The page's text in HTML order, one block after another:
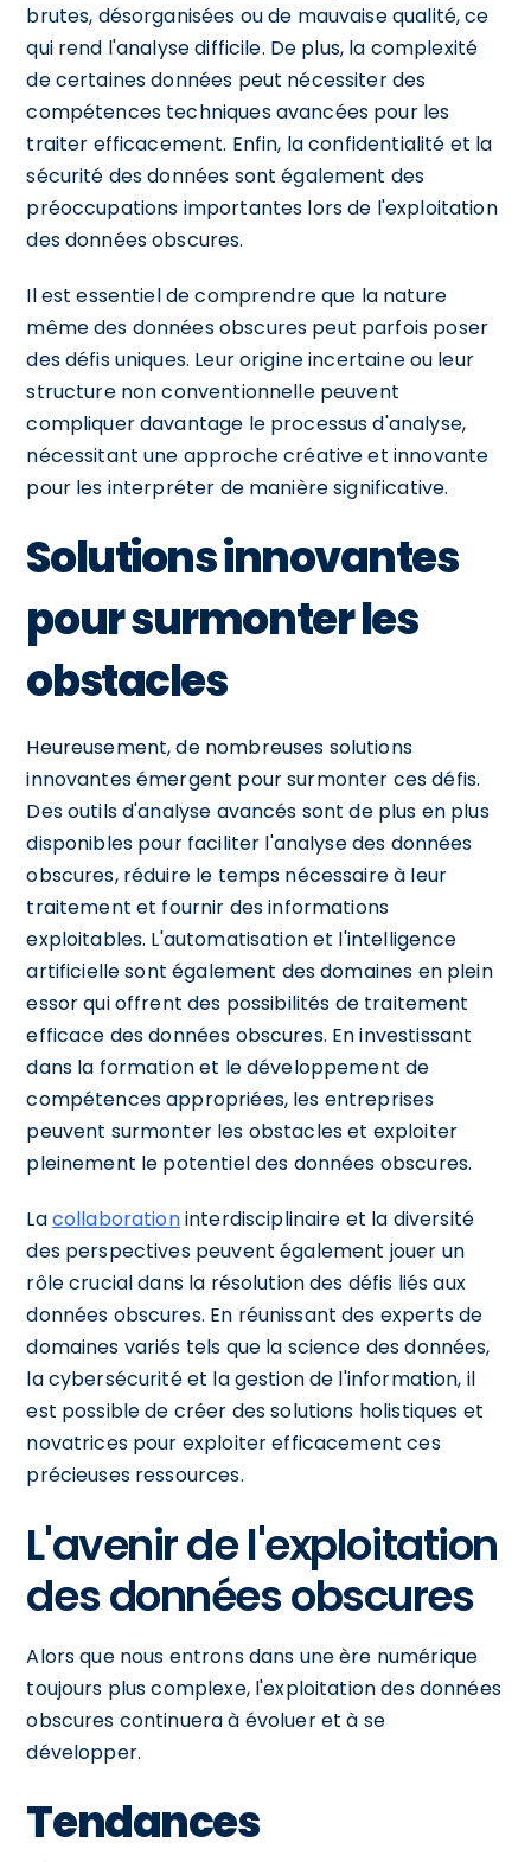
brutes, désorganisées ou de mauvaise qualité, ce
qui rend l'analyse difficile. De plus, la complexité
de certaines données peut nécessiter des
compétences techniques avancées pour les
traiter efficacement. Enfin, la confidentialité et la
sécurité des données sont également des
préoccupations importantes lors de l'exploitation
des données obscures.
Il est essentiel de comprendre que la nature
même des données obscures peut parfois poser
des défis uniques. Leur origine incertaine ou leur
structure non conventionnelle peuvent
compliquer davantage le processus d'analyse,
nécessitant une approche créative et innovante
pour les interpréter de manière significative.
Solutions innovantes
pour surmonter les
obstacles
Heureusement, de nombreuses solutions
innovantes émergent pour surmonter ces défis.
Des outils d'analyse avancés sont de plus en plus
disponibles pour faciliter l'analyse des données
obscures, réduire le temps nécessaire à leur
traitement et fournir des informations
exploitables. L'automatisation et l'intelligence
artificielle sont également des domaines en plein
essor qui offrent des possibilités de traitement
efficace des données obscures. En investissant
dans la formation et le développement de
compétences appropriées, les entreprises
peuvent surmonter les obstacles et exploiter
pleinement le potentiel des données obscures.
Lacollaborationinterdisciplinaire et la diversité
des perspectives peuvent également jouer un
rôle crucial dans la résolution des défis liés aux
données obscures. En réunissant des experts de
domaines variés tels que la science des données,
la cybersécurité et la gestion de l'information, il
est possible de créer des solutions holistiques et
novatrices pour exploiter efficacement ces
précieuses ressources.
L'avenir de l'exploitation
des données obscures
Alors que nous entrons dans une ère numérique
toujours plus complexe, l'exploitation des données
obscures continuera à évoluer et à se
développer.
Tendances